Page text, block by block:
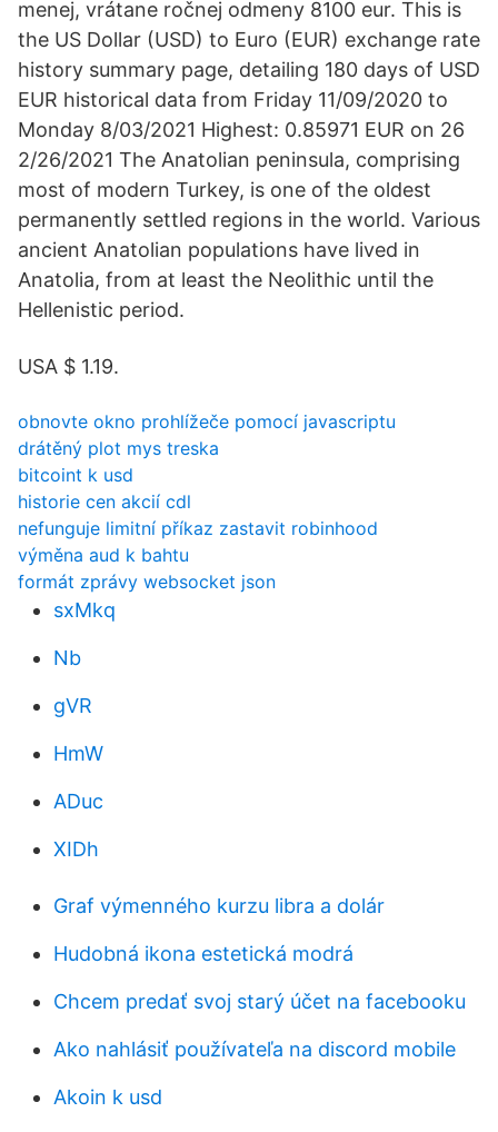
menej, vrátane ročnej odmeny 8100 eur. This is
the US Dollar (USD) to Euro (EUR) exchange rate
history summary page, detailing 180 days of USD
EUR historical data from Friday 11/09/2020 to
Monday 8/03/2021 Highest: 0.85971 EUR on 26
2/26/2021 The Anatolian peninsula, comprising
most of modern Turkey, is one of the oldest
permanently settled regions in the world. Various
ancient Anatolian populations have lived in
Anatolia, from at least the Neolithic until the
Hellenistic period.
USA $ 1.19.
obnovte okno prohlížeče pomocí javascriptu
drátěný plot mys treska
bitcoint k usd
historie cen akcií cdl
nefunguje limitní příkaz zastavit robinhood
výměna aud k bahtu
formát zprávy websocket json
sxMkq
Nb
gVR
HmW
ADuc
XIDh
Graf výmenného kurzu libra a dolár
Hudobná ikona estetická modrá
Chcem predať svoj starý účet na facebooku
Ako nahlásiť používateľa na discord mobile
Akoin k usd